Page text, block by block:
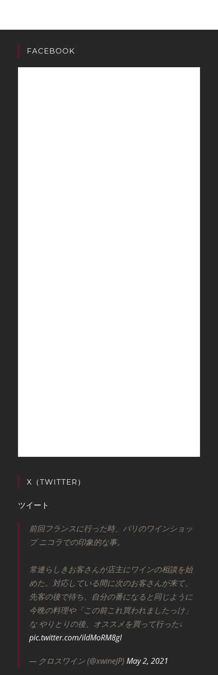
FACEBOOK
X（TWITTER）
ツイート
前回フランスに行った時、パリのワインショッ
プ ニコラでの印象的な事。
常連らしきお客さんが店主にワインの相談を始
めた。対応している間に次のお客さんが来て、
先客の後で待ち、自分の番になると同じように
今晩の料理や「この前これ買われましたっけ」
な やりとりの後、オススメを買って行った↓
pic.twitter.com/ildMoRM8gI
— クロスワイン (@xwineJP)May 2, 2021